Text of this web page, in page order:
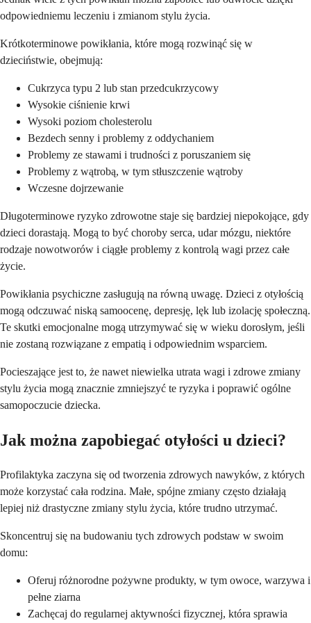
odpowiedniemu leczeniu i zmianom stylu życia.
Krótkoterminowe powikłania, które mogą rozwinąć się w
dzieciństwie, obejmują:
Cukrzyca typu 2 lub stan przedcukrzycowy
Wysokie ciśnienie krwi
Wysoki poziom cholesterolu
Bezdech senny i problemy z oddychaniem
Problemy ze stawami i trudności z poruszaniem się
Problemy z wątrobą, w tym stłuszczenie wątroby
Wczesne dojrzewanie
Długoterminowe ryzyko zdrowotne staje się bardziej niepokojące, gdy
dzieci dorastają. Mogą to być choroby serca, udar mózgu, niektóre
rodzaje nowotworów i ciągłe problemy z kontrolą wagi przez całe
życie.
Powikłania psychiczne zasługują na równą uwagę. Dzieci z otyłością
mogą odczuwać niską samoocenę, depresję, lęk lub izolację społeczną.
Te skutki emocjonalne mogą utrzymywać się w wieku dorosłym, jeśli
nie zostaną rozwiązane z empatią i odpowiednim wsparciem.
Pocieszające jest to, że nawet niewielka utrata wagi i zdrowe zmiany
stylu życia mogą znacznie zmniejszyć te ryzyka i poprawić ogólne
samopoczucie dziecka.
Jak można zapobiegać otyłości u dzieci?
Profilaktyka zaczyna się od tworzenia zdrowych nawyków, z których
może korzystać cała rodzina. Małe, spójne zmiany często działają
lepiej niż drastyczne zmiany stylu życia, które trudno utrzymać.
Skoncentruj się na budowaniu tych zdrowych podstaw w swoim
domu:
Oferuj różnorodne pożywne produkty, w tym owoce, warzywa i
pełne ziarna
Zachęcaj do regularnej aktywności fizycznej, która sprawia